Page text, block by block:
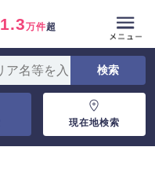
1.3万件超
現在地検索